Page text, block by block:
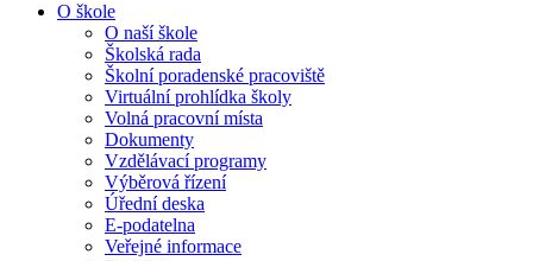
O škole
O naší škole
Školská rada
Školní poradenské pracoviště
Virtuální prohlídka školy
Volná pracovní místa
Dokumenty
Vzdělávací programy
Výběrová řízení
Úřední deska
E-podatelna
Veřejné informace